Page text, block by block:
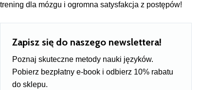
trening dla mózgu i ogromna satysfakcja z postępów!
Zapisz się do naszego newslettera!
Poznaj skuteczne metody nauki języków.
Pobierz bezpłatny e-book i odbierz 10% rabatu
do sklepu.